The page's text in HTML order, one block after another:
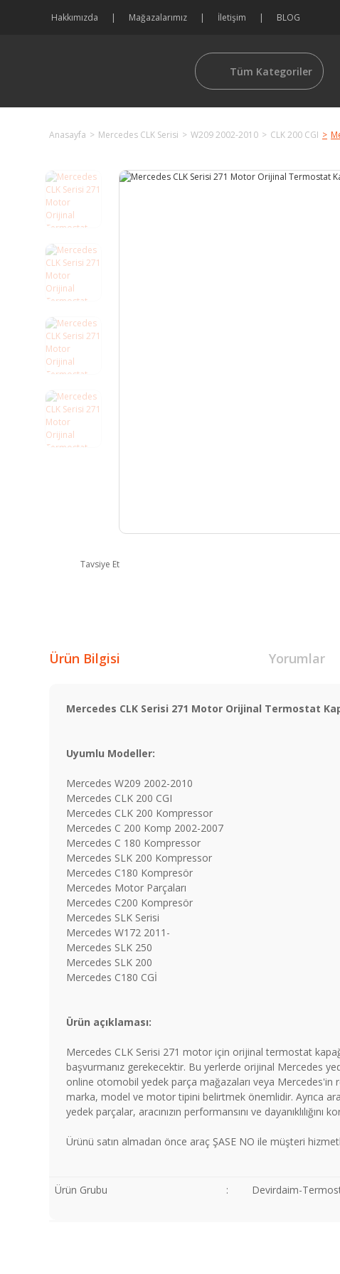
Hakkımızda Mağazalarımız İletişim BLOG
Tüm Kategoriler
Anasayfa Mercedes CLK Serisi W209 2002-2010 CLK 200 CGI
Tavsiye Et
Ürün Bilgisi Yorumlar
Mercedes CLK Serisi 271 Motor Orijinal Termostat
Uyumlu Modeller:
Mercedes W209 2002-2010
Mercedes CLK 200 CGI
Mercedes CLK 200 Kompressor
Mercedes C 200 Komp 2002-2007
Mercedes C 180 Kompressor
Mercedes SLK 200 Kompressor
Mercedes C180 Kompresör
Mercedes Motor Parçaları
Mercedes C200 Kompresör
Mercedes SLK Serisi
Mercedes W172 2011-
Mercedes SLK 250
Mercedes SLK 200
Mercedes C180 CGİ
Ürün açıklaması:
Mercedes CLK Serisi 271 motor için orijinal termostat
başvurmanız gerekecektir. Bu yerlerde orijinal Mercedes
online otomobil yedek parça mağazaları veya Mercedes'in
marka, model ve motor tipini belirtmek önemlidir. Ayrıca
yedek parçalar, aracınızın performansını ve
Ürünü satın almadan önce araç ŞASE NO ile müşteri
Ürün Grubu : Devirdaim-